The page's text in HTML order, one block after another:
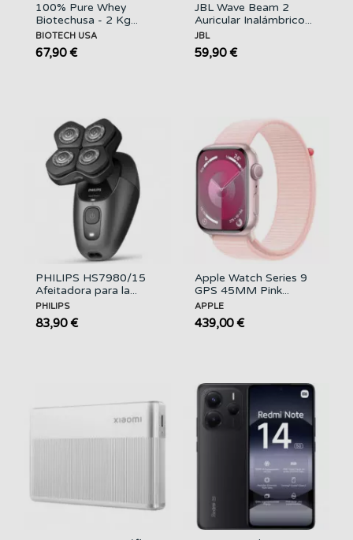
100% Pure Whey
Biotechusa - 2 Kg...
BIOTECH USA
67,90 €
JBL Wave Beam 2
Auricular Inalámbrico...
JBL
59,90 €
PHILIPS HS7980/15
Afeitadora para la...
PHILIPS
83,90 €
Apple Watch Series 9
GPS 45MM Pink...
APPLE
439,00 €